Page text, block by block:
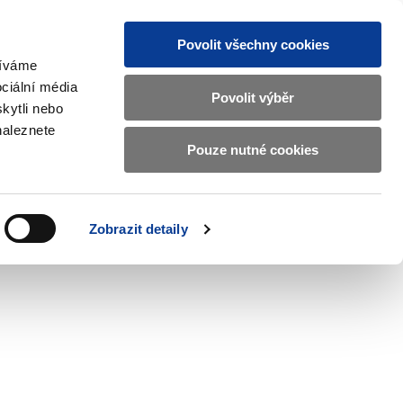
média
nebo
Zobrazit detaily
Povolit všechny cookies
Povolit výběr
Pouze nutné cookies
CZ EN
Základní
informace
o
Ministerstvu
financí
submenu
EU
submenu